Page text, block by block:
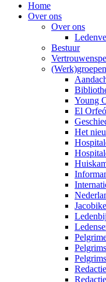
Home
Over ons
Over ons
Bestuur
(Werk)groepen
Young
El
Het
Jacobike